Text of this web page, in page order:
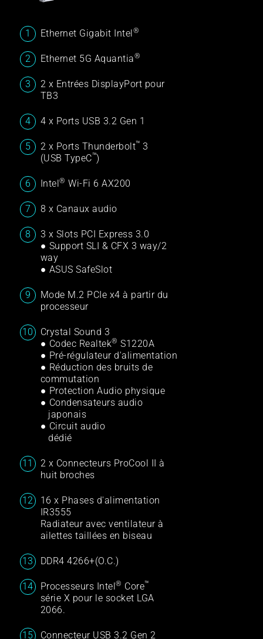
Ethernet Gigabit Intel®
Ethernet 5G Aquantia®
2 x Entrées DisplayPort pour
TB3
4 x Ports USB 3.2 Gen 1
2 x Ports Thunderbolt™ 3
(USB TypeC™)
Intel® Wi-Fi 6 AX200
8 x Canaux audio
3 x Slots PCI Express 3.0
● Support SLI & CFX 3 way/2
way
● ASUS SafeSlot
Mode M.2 PCIe x4 à partir du
processeur
Crystal Sound 3
● Codec Realtek® S1220A
● Pré-régulateur d'alimentation
● Réduction des bruits de
commutation
● Protection Audio physique
● Condensateurs audio
japonais
● Circuit audio
dédié
2 x Connecteurs ProCool II à
huit broches
16 x Phases d'alimentation
IR3555
Radiateur avec ventilateur à
ailettes taillées en biseau
DDR4 4266+(O.C.)
Processeurs Intel® Core™
série X pour le socket LGA
2066.
Connecteur USB 3.2 Gen 2